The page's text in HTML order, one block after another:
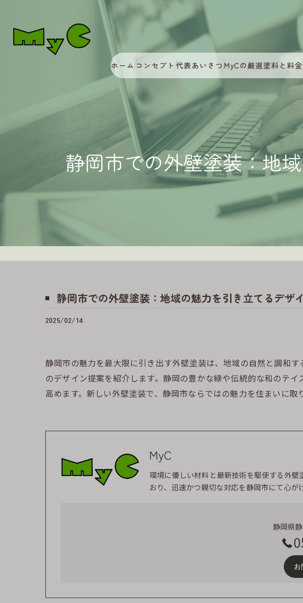
ホーム コンセプト 代表あいさつ MyCの厳選塗料と料
静岡市での外壁塗装：地
静岡市での外壁塗装：地域の魅力を引き立てるデザ
2025/02/14
静岡市の魅力を最大限に引き出す外壁塗装は、地域の自然と調和
のデザイン提案を紹介します。静岡の豊かな緑や伝統的な和のテ
高めます。新しい外壁塗装で、静岡市ならではの魅力を住まいに取
MyC
環境に優しい材料と最新技術を駆使する外
おり、迅速かつ親切な対応を静岡市にて心が
静岡県